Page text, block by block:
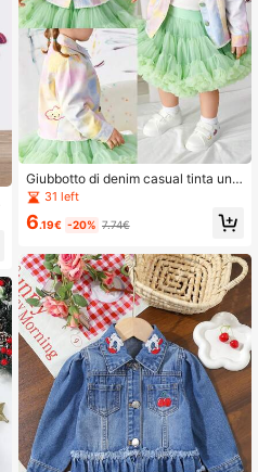
Giubbotto di denim casual tinta unit
a baby girl in bianco a vestibilità am
pia con cintura
31 left
6.19€ -20% 7.74€